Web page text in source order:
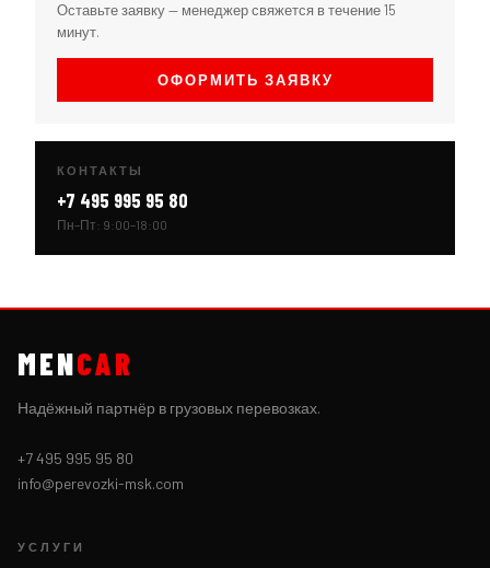
Оставьте заявку — менеджер свяжется в течение 15
минут.
ОФОРМИТЬ ЗАЯВКУ
КОНТАКТЫ
+7 495 995 95 80
Пн–Пт: 9:00–18:00
MENCAR
Надёжный партнёр в грузовых перевозках.
+7 495 995 95 80
info@perevozki-msk.com
УСЛУГИ